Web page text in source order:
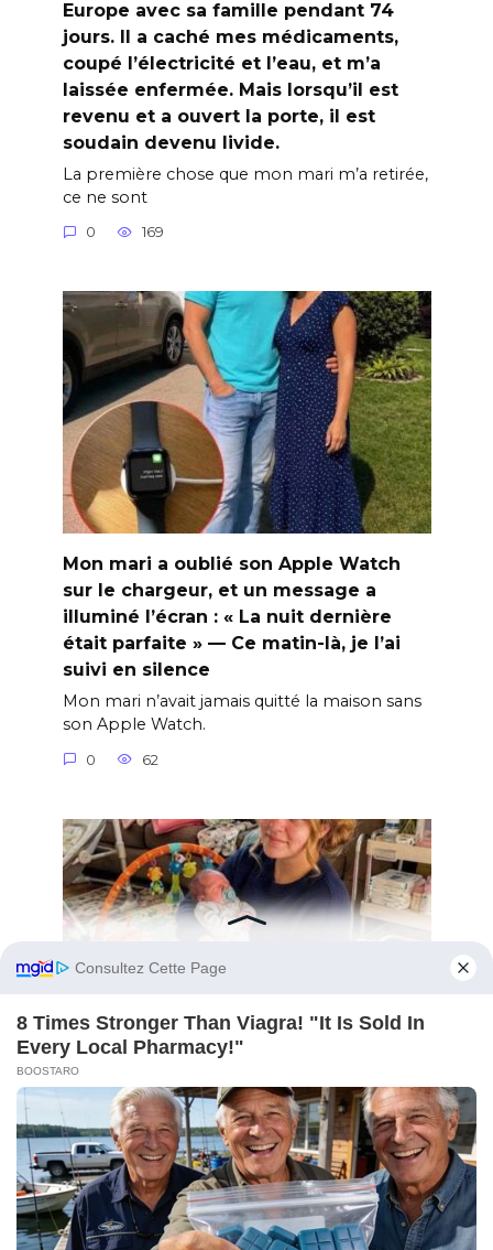
Europe avec sa famille pendant 74
jours. Il a caché mes médicaments,
coupé l’électricité et l’eau, et m’a
laissée enfermée. Mais lorsqu’il est
revenu et a ouvert la porte, il est
soudain devenu livide.
La première chose que mon mari m’a retirée,
ce ne sont
0 169
Mon mari a oublié son Apple Watch
sur le chargeur, et un message a
illuminé l’écran : « La nuit dernière
était parfaite » — Ce matin-là, je l’ai
suivi en silence
Mon mari n’avait jamais quitté la maison sans
son Apple Watch.
0 62
Mon mari m’a laissée seule avec nos
triplés nouveau-nés pour partir en «
vacances bien méritées » – Ce qu’il a
trouvé dans sa valise au complexe
hôtelier l’a poussé à m’appeler en
hurlant